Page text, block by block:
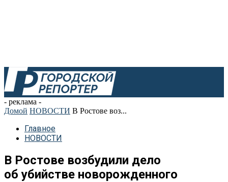
- реклама -
Домой НОВОСТИ В Ростове воз...
Главное
НОВОСТИ
В Ростове возбудили дело
об убийстве новорожденного